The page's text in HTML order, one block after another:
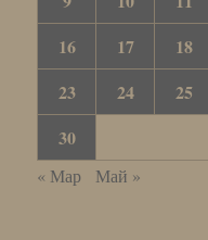
16
17 18
23
24 25
30
« Мар Май »